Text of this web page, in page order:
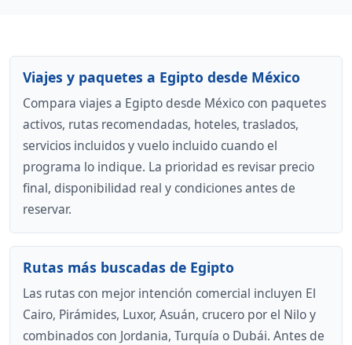
Viajes y paquetes a Egipto desde México
Compara viajes a Egipto desde México con paquetes
activos, rutas recomendadas, hoteles, traslados,
servicios incluidos y vuelo incluido cuando el
programa lo indique. La prioridad es revisar precio
final, disponibilidad real y condiciones antes de
reservar.
Rutas más buscadas de Egipto
Las rutas con mejor intención comercial incluyen El
Cairo, Pirámides, Luxor, Asuán, crucero por el Nilo y
combinados con Jordania, Turquía o Dubái. Antes de